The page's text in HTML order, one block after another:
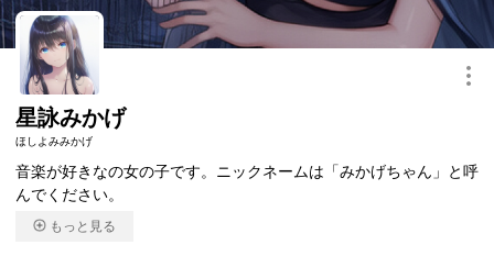
星詠みかげ
ほしよみみかげ
音楽が好きなの女の子です。ニックネームは「みかげちゃん」と呼
んでください。
もっと見る